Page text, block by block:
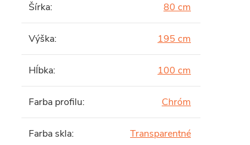
Šírka: 80 cm
Výška: 195 cm
Hĺbka: 100 cm
Farba profilu: Chróm
Farba skla: Transparentné